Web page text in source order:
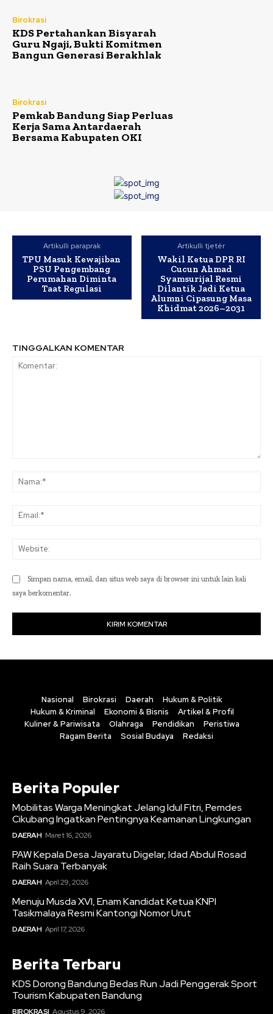
Birokrasi
KDS Pertahankan Bisyarah
Guru Ngaji, Bukti Komitmen
Bangun Generasi Berakhlak
Birokrasi
Pemkab Bandung Siap Perluas
Kerja Sama Antardaerah
Bersama Kabupaten OKI
Artikulli paraprak
TPU Masuk Kewajiban
PSU Pengembang
Perumahan Diminta
Taat Regulasi
Artikulli tjetër
Wakil Ketua DPR RI
Cucun Ahmad
Syamsurijal Resmi
Dilantik Jadi Ketua
Alumni Cipasung Masa
Khidmat 2026–2031
TINGGALKAN KOMENTAR
Simpan nama, email, dan situs web saya di browser ini untuk lain kali
saya berkomentar.
Nasional Birokrasi Daerah
Hukum & Politik
Hukum & Kriminal
Ekonomi & Bisnis
Artikel & Profil
Kuliner & Pariwisata
Olahraga Pendidikan
Peristiwa
Ragam Berita
Sosial Budaya Redaksi
Berita Populer
Mobilitas Warga Meningkat Jelang Idul Fitri, Pemdes
Cikubang Ingatkan Pentingnya Keamanan Lingkungan
DAERAH Maret 16, 2026
PAW Kepala Desa Jayaratu Digelar, Idad Abdul Rosad
Raih Suara Terbanyak
DAERAH April 29, 2026
Menuju Musda XVI, Enam Kandidat Ketua KNPI
Tasikmalaya Resmi Kantongi Nomor Urut
DAERAH April 17, 2026
Berita Terbaru
KDS Dorong Bandung Bedas Run Jadi Penggerak Sport
Tourism Kabupaten Bandung
BIROKRASI Agustus 9, 2026